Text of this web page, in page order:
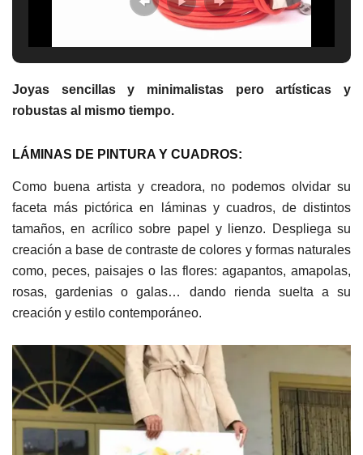
Joyas sencillas y minimalistas pero artísticas y
robustas al mismo tiempo.
LÁMINAS DE PINTURA Y CUADROS:
Como buena artista y creadora, no podemos olvidar su
faceta más pictórica en láminas y cuadros, de distintos
tamaños, en acrílico sobre papel y lienzo. Despliega su
creación a base de contraste de colores y formas naturales
como, peces, paisajes o las flores: agapantos, amapolas,
rosas, gardenias o galas… dando rienda suelta a su
creación y estilo contemporáneo.